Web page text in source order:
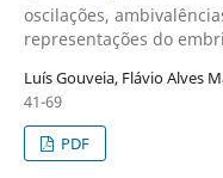
oscilações,
representações do
Luís Gouveia, Flávio Alves
41-69
PDF